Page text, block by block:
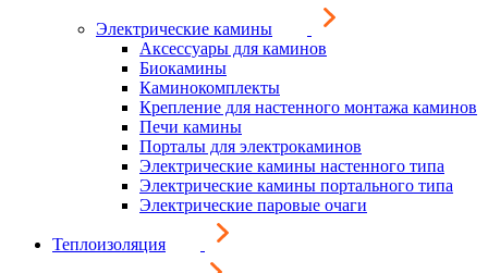
Электрические камины
Аксессуары для каминов
Биокамины
Каминокомплекты
Крепление для настенного монтажа каминов
Печи камины
Порталы для электрокаминов
Электрические камины настенного типа
Электрические камины портального типа
Электрические паровые очаги
Теплоизоляция